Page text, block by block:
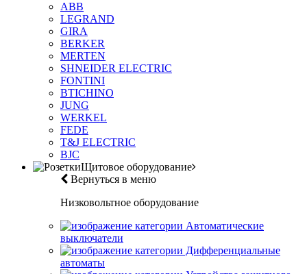
ABB
LEGRAND
GIRA
BERKER
MERTEN
SHNEIDER ELECTRIC
FONTINI
BTICHINO
JUNG
WERKEL
FEDE
T&J ELECTRIC
BJC
Щитовое оборудование
Вернуться в меню
Низковольтное оборудование
Автоматические
выключатели
Дифференциальные
автоматы